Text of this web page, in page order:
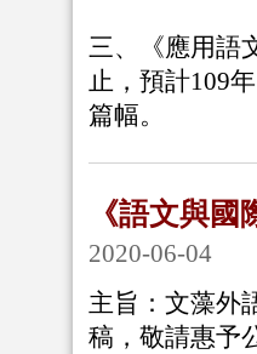
三、《應用語
止，預計109
篇幅。
《語文與
2020-06-04
主旨：文藻外
稿，敬請惠予